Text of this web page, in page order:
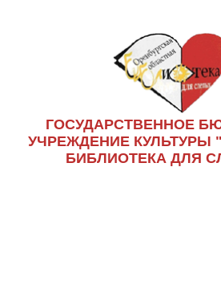
ГОСУДАРСТВЕННОЕ
УЧРЕЖДЕНИЕ КУЛЬТУРЫ
БИБЛИОТЕКА ДЛЯ